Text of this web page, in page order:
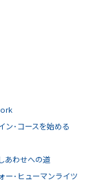
ン･コースを始める
しあわせへの道
ー･ヒューマンライツ